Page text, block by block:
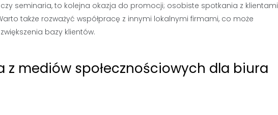
seminaria, to kolejna okazja do promocji; osobiste spotkania z klientami
także rozważyć współpracę z innymi lokalnymi firmami, co może
bazy klientów.
z mediów społecznościowych dla biura